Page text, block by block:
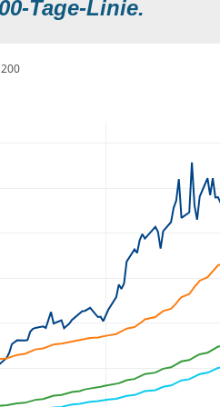
Tage-Linie.